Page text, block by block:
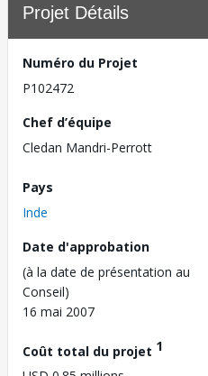
Projet Détails
Numéro du Projet
P102472
Chef d’équipe
Cledan Mandri-Perrott
Pays
Inde
Date d'approbation
(à la date de présentation au
Conseil)
16 mai 2007
Coût total du projet 1